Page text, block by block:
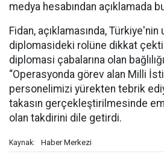
medya hesabından açıklamada
Fidan, açıklamasında, Türkiye'nin
diplomasideki rolüne dikkat çekti
diplomasi çabalarına olan
“Operasyonda görev alan Milli
personelimizi yürekten tebrik
takasın gerçekleştirilmesinde
olan takdirini dile getirdi.
Kaynak: Haber Merkezi